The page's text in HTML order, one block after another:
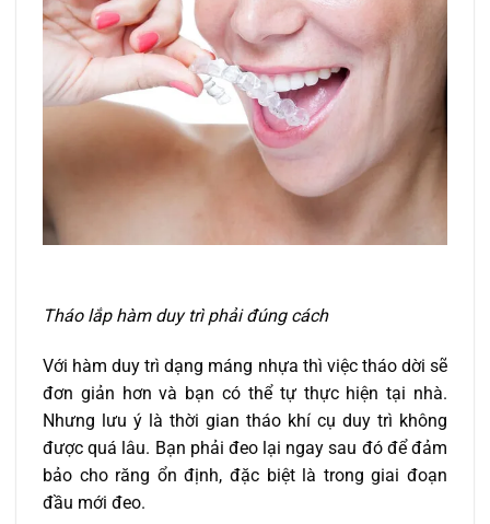
Tháo lắp hàm duy trì phải đúng cách
Với hàm duy trì dạng máng nhựa thì việc tháo dời sẽ
đơn giản hơn và bạn có thể tự thực hiện tại nhà.
Nhưng lưu ý là thời gian tháo khí cụ duy trì không
được quá lâu. Bạn phải đeo lại ngay sau đó để đảm
bảo cho răng ổn định, đặc biệt là trong giai đoạn
đầu mới đeo.